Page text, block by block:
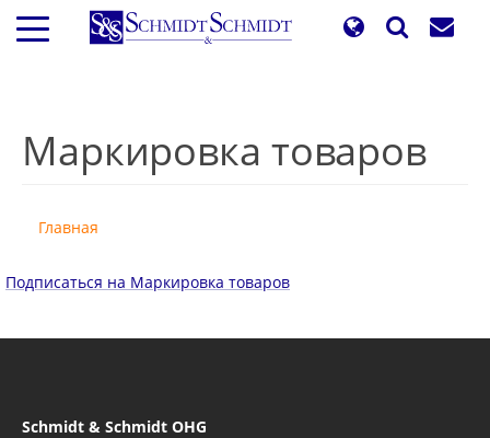
Перейти
Маркировка товаров
Главная
Подписаться на Маркировка товаров
Schmidt & Schmidt OHG